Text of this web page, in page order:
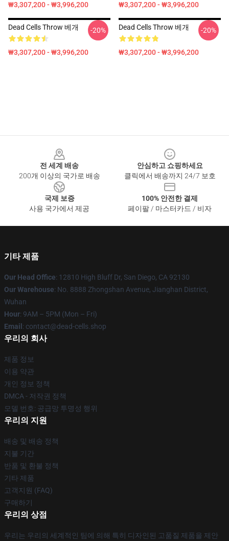
₩3,307,200 - ₩3,996,200 ₩3,307,200 - ₩3,996,200
Dead Cells Throw 베개
₩3,307,200 - ₩3,996,200
-20% Dead Cells Throw 베개
₩3,307,200 - ₩3,996,200
-20%
전 세계 배송
200개 이상의 국가로 배송
안심하고 쇼핑하세요
클릭에서 배송까지 24/7 보호
국제 보증
사용 국가에서 제공
100% 안전한 결제
페이팔 / 마스터카드 / 비자
기타 제품
Our Head Office: 12810 High Bluff Dr, San Diego, CA 92130
Our Warehouse: No. 8888 Zhongshan Avenue, Jianghan District,
Wuhan
Hour: 9AM – 5PM (Mon – Fri)
Email : contact@dead-cells.shop
우리의 회사
제품 정보
이용 약관
개인 정보 정책
DMCA - 저작권 정책
모델 번호: 공급망 투명성 행위
우리의 지원
배송 및 배송 정책
지불 기간
반품 및 환불 정책
기타 제품
고객지원 (FAQ)
구매하기
우리의 상점
우리는 우리의 세계적인 팀에 의해 특히 디자인된 고품질 제품을 제안